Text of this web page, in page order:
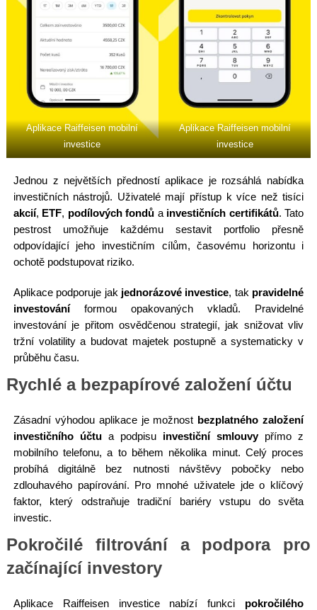
Aplikace Raiffeisen mobilní
investice
Aplikace Raiffeisen mobilní
investice
Jednou z největších předností aplikace je rozsáhlá nabídka
investičních nástrojů. Uživatelé mají přístup k více než tisíci
akcií, ETF, podílových fondů a investičních certifikátů. Tato
pestrost umožňuje každému sestavit portfolio přesně
odpovídající jeho investičním cílům, časovému horizontu i
ochotě podstupovat riziko.
Aplikace podporuje jak jednorázové investice, tak pravidelné
investováníformou opakovaných vkladů. Pravidelné
investování je přitom osvědčenou strategií, jak snižovat vliv
tržní volatility a budovat majetek postupně a systematicky v
průběhu času.
Rychlé a bezpapírové založení účtu
Zásadní výhodou aplikace je možnost bezplatného založení
investičního účtua podpisu investiční smlouvypřímo z
mobilního telefonu, a to během několika minut. Celý proces
probíhá digitálně bez nutnosti návštěvy pobočky nebo
zdlouhavého papírování. Pro mnohé uživatele jde o klíčový
faktor, který odstraňuje tradiční bariéry vstupu do světa
investic.
Pokročilé filtrování a podpora pro
začínající investory
Aplikace Raiffeisen investice nabízí funkci pokročilého